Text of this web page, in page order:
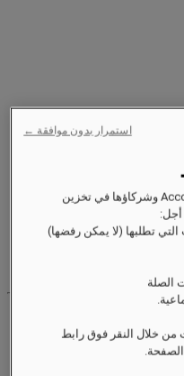
على مواقع Raffles على الويب، ترغب Accor وشركاؤها في تخزين
أجل:
تطلبها (لا يمكن رفضها)
الصلة
خلال النقر فوق رابط
استمرار بدون موافقة ←